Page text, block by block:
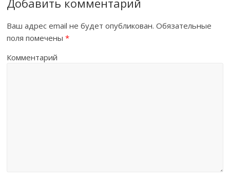
Добавить комментарий
Ваш адрес email не будет опубликован. Обязательные
поля помечены*
Комментарий